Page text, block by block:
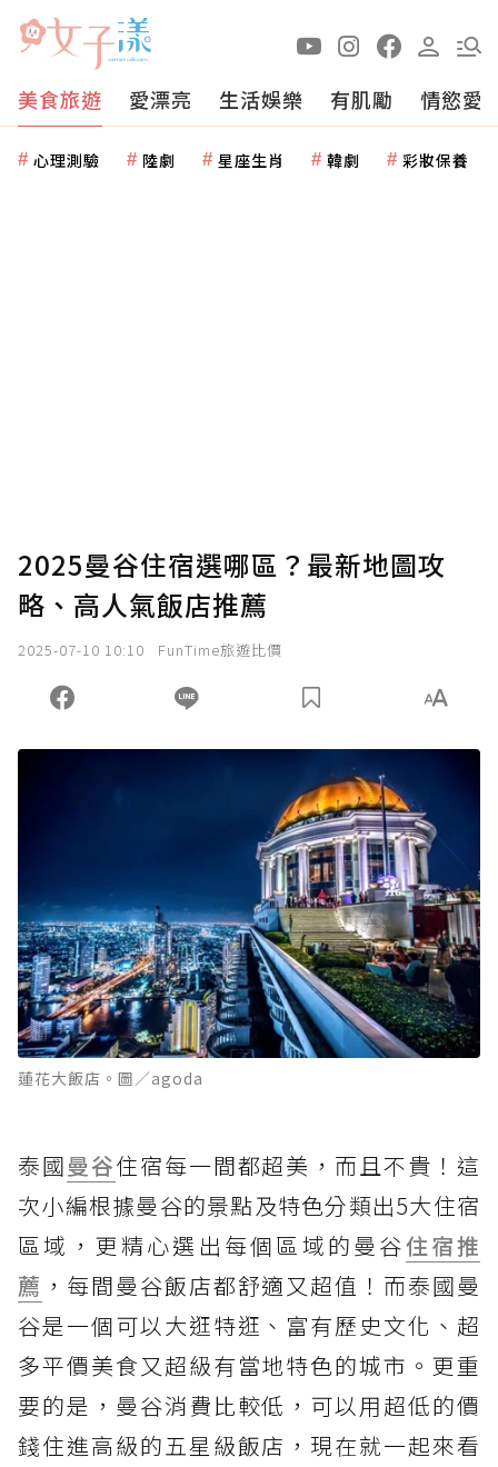
美食旅遊 愛漂亮 生活娛樂 有肌勵 情慾愛
心理測驗 陸劇 星座生肖 韓劇 彩妝保養
2025曼谷住宿選哪區？最新地圖攻
略、高人氣飯店推薦
2025-07-10 10:10 FunTime旅遊比價
蓮花大飯店。圖／agoda
泰國曼谷住宿每一間都超美，而且不貴！這
次小編根據曼谷的景點及特色分類出5大住宿
區域，更精心選出每個區域的曼谷住宿推
薦 ，每間曼谷飯店都舒適又超值！而泰國曼
谷是一個可以大逛特逛、富有歷史文化、超
多平價美食又超級有當地特色的城市。更重
要的是，曼谷消費比較低，可以用超低的價
錢住進高級的五星級飯店，現在就一起來看